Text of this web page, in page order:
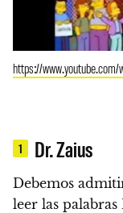
https://www.youtube.com/
1 Dr. Zaius
Debemos
leer las palabras